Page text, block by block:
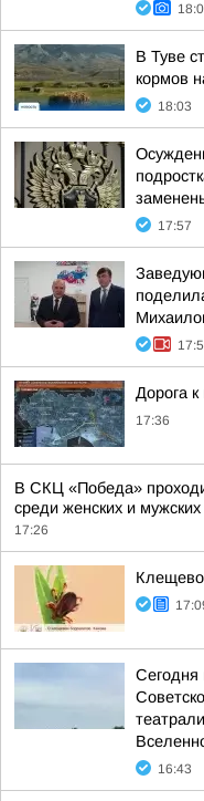
В Туве
кормов
18:03
17:57
Дорога
17:36
В СКЦ «Победа»
среди женских и
17:26
Сегодня
16:43